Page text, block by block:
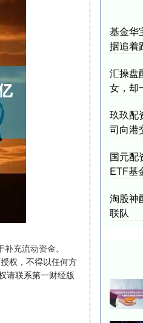
充流动资金。
权，不得以任何方
请联系第一财经版
基金华
据追着
汇操盘
女，却
玖玖配
司向港
国元配
ETF基
淘股神
联队